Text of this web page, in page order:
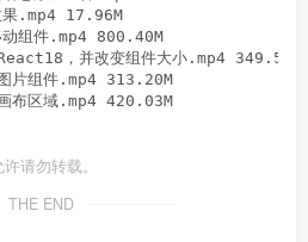
.mp4 17.96M
组件.mp4 800.40M
，并改变组件大小.mp4 349.54M
片组件.mp4 313.20M
请勿转载。
THE END